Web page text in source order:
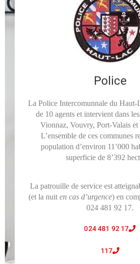
Police
La Police Intercomunnale du Haut-
de 10 agents et intervient dans
Vionnaz, Vouvry, Port-Valais
L’ensemble de ces communes
population d’environ 11’000
superficie de 8’392
La patrouille de service est
(et la nuit en cas d’urgence) en
024 481 92 17.
024 481 92 17
117